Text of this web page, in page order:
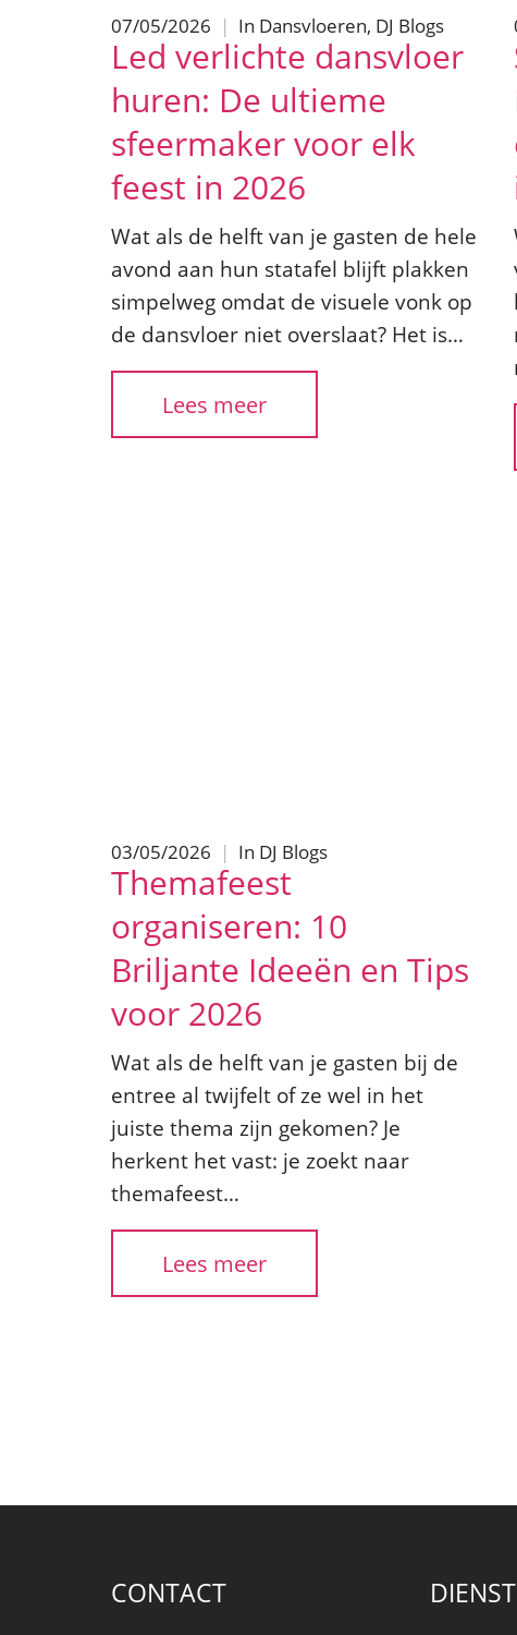
07/05/2026 | In Dansvloeren, DJ Blogs
Led verlichte dansvloer
huren: De ultieme
sfeermaker voor elk
feest in 2026
Wat als de helft van je gasten de hele
avond aan hun statafel blijft plakken
simpelweg omdat de visuele vonk op
de dansvloer niet overslaat? Het is…
Lees meer
03/05/2026 | In DJ Blogs
Themafeest
organiseren: 10
Briljante Ideeën en Tips
voor 2026
Wat als de helft van je gasten bij de
entree al twijfelt of ze wel in het
juiste thema zijn gekomen? Je
herkent het vast: je zoekt naar
themafeest…
Lees meer
CONTACT